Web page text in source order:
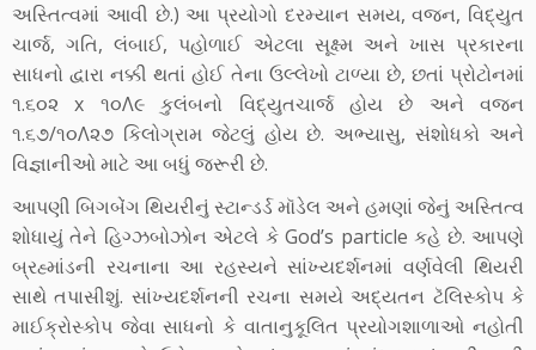
અસ્તિત્વમાં આવી છે.) આ પ્રયોગો દરમ્યાન સમય, વજન, વિદ્યુત
ચાર્જ, ગતિ, લંબાઈ, પહોળાઈ એટલા સૂક્ષ્મ અને ખાસ પ્રકારના
સાધનો દ્વારા નક્કી થતાં હોઈ તેના ઉલ્લેખો ટાળ્યા છે, છતાં પ્રોટોનમાં
૧.૬૦૨ x ૧૦Λ૯ કુલંબનો વિદ્યુતચાર્જ હોય છે અને વજન
૧.૬૭/૧૦Λ૨૭ કિલોગ્રામ જેટલું હોય છે. અભ્યાસુ, સંશોધકો અને
વિજ્ઞાનીઓ માટે આ બધું જરૂરી છે.
આપણી બિગબેંગ થિયરીનું સ્ટાન્ડર્ડ મૉડેલ અને હમણાં જેનું અસ્તિત્વ
શોધાયું તેને હિગ્ઝબોઝોન એટલે કે God’s particle કહે છે. આપણે
બ્રહ્માંડની રચનાના આ રહસ્યને સાંખ્યદર્શનમાં વર્ણવેલી થિયરી
સાથે તપાસીશું. સાંખ્યદર્શનની રચના સમયે અદ્યતન ટૅલિસ્કોપ કે
માઈક્રોસ્કોપ જેવા સાધનો કે વાતાનુકૂલિત પ્રયોગશાળાઓ નહોતી